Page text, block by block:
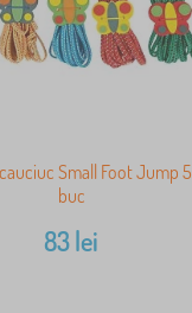
Small Foot Jump 5
buc
83lei